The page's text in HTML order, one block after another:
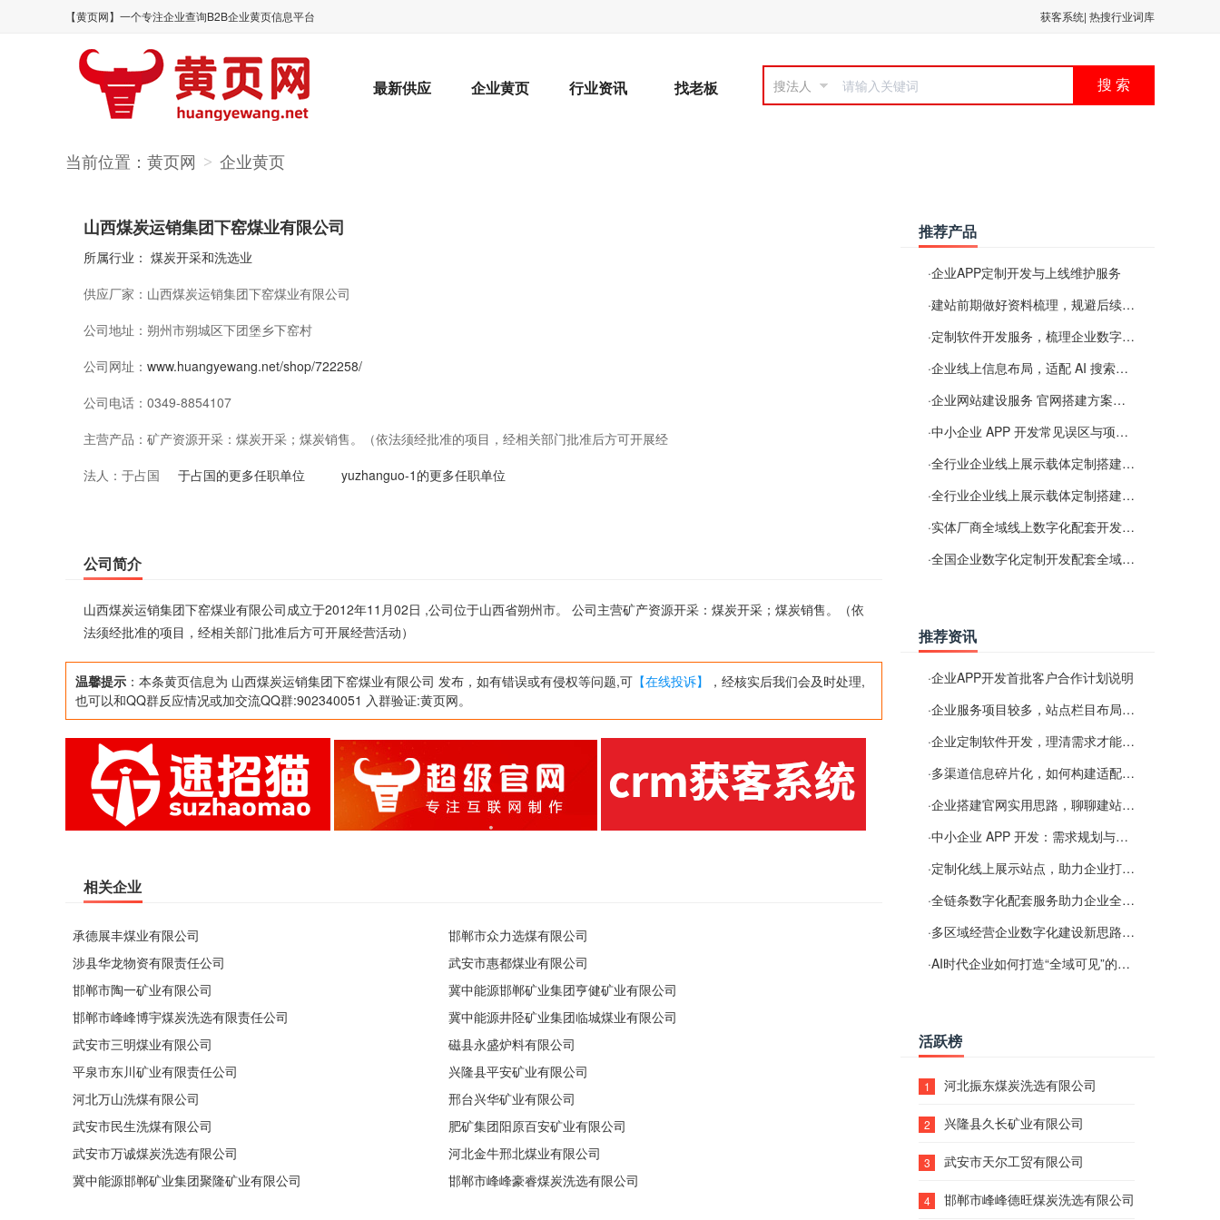
【黄页网】一个专注企业查询B2B企业黄页信息平台 获客系统| 热搜行业词库
最新供应 企业黄页 行业资讯 找老板 搜法人 搜 索
当前位置： 黄页网 > 企业黄页
山西煤炭运销集团下窑煤业有限公司
所属行业： 煤炭开采和洗选业
供应厂家： 山西煤炭运销集团下窑煤业有限公司
公司地址： 朔州市朔城区下团堡乡下窑村
公司网址： www.huangyewang.net/shop/722258/
公司电话： 0349-8854107
主营产品： 矿产资源开采：煤炭开采；煤炭销售。（依法须经批准的项目，经相关部门批准后方可开展经
营活动）
法人： 于占国 于占国的更多任职单位 yuzhanguo-1的更多任职单位
公司简介
山西煤炭运销集团下窑煤业有限公司成立于2012年11月02日 ,公司位于山西省朔州市。 公司主营矿产资源开采：煤炭开采；煤炭销售。（依
法须经批准的项目，经相关部门批准后方可开展经营活动）
温馨提示 ：本条黄页信息为 山西煤炭运销集团下窑煤业有限公司 发布，如有错误或有侵权等问题,可 【在线投诉】
，经核实后我们会及时处理,
也可以和QQ群反应情况或加交流QQ群:902340051 入群验证:黄页网。
相关企业
承德展丰煤业有限公司
涉县华龙物资有限责任公司
邯郸市陶一矿业有限公司
邯郸市峰峰博宇煤炭洗选有限责任公司
武安市三明煤业有限公司
平泉市东川矿业有限责任公司
河北万山洗煤有限公司
武安市民生洗煤有限公司
武安市万诚煤炭洗选有限公司
冀中能源邯郸矿业集团聚隆矿业有限公司
邯郸市众力选煤有限公司
武安市惠都煤业有限公司
冀中能源邯郸矿业集团亨健矿业有限公司
冀中能源井陉矿业集团临城煤业有限公司
磁县永盛炉料有限公司
兴隆县平安矿业有限公司
邢台兴华矿业有限公司
肥矿集团阳原百安矿业有限公司
河北金牛邢北煤业有限公司
邯郸市峰峰豪睿煤炭洗选有限公司
推荐产品
·企业APP定制开发与上线维护服务
·建站前期做好资料梳理，规避后续各类使用难题
·定制软件开发服务，梳理企业数字化落地常见难点
·企业线上信息布局，适配 AI 搜索需要留意这些要点
·企业网站建设服务 官网搭建方案经验分享
·中小企业 APP 开发常见误区与项目规划实用经验
·全行业企业线上展示载体定制搭建服务
·全行业企业线上展示载体定制搭建服务
·实体厂商全域线上数字化配套开发与地域检索优化服务
·全国企业数字化定制开发配套全域搜索优化服务
推荐资讯
·企业APP开发首批客户合作计划说明
·企业服务项目较多，站点栏目布局规划参考思路
·企业定制软件开发，理清需求才能提升数字化落地效率
·多渠道信息碎片化，如何构建适配 AI 检索的品牌信息源
·企业搭建官网实用思路，聊聊建站容易忽视的问题
·中小企业 APP 开发：需求规划与项目落地避坑经验分享
·定制化线上展示站点，助力企业打通线上经营渠道
·全链条数字化配套服务助力企业全域线上经营
·多区域经营企业数字化建设新思路：多端载体与地域检索一体化落地思路分享
·AI时代企业如何打造“全域可见”的数字资产？梓彤超越给出新解法
活跃榜
1 河北振东煤炭洗选有限公司
2 兴隆县久长矿业有限公司
3 武安市天尔工贸有限公司
4 邯郸市峰峰德旺煤炭洗选有限公司